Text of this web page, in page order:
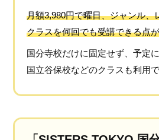
月額3,980円で曜日、ジャンル、
クラスを何回でも受講できる点
国分寺校だけに固定せず、予定
国立谷保校などのクラスも利用で